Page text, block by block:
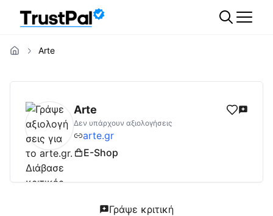
Arte
arte.gr Αξιολογήσεις | Δες Αξιολογήσεις
Arte
Δεν υπάρχουν αξιολογήσεις
arte.gr
E-Shop
Γράψε κριτική